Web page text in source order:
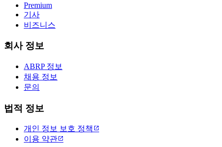
Premium
기사
비즈니스
회사 정보
ABRP 정보
채용 정보
문의
법적 정보
개인 정보 보호 정책 
이용 약관